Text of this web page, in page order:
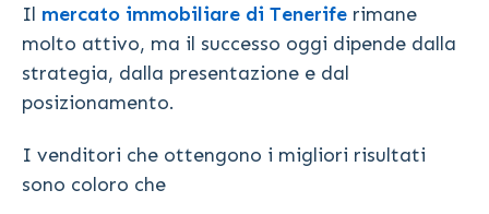
Il mercato immobiliare di Tenerife rimane
molto attivo, ma il successo oggi dipende dalla
strategia, dalla presentazione e dal
posizionamento.
I venditori che ottengono i migliori risultati
sono coloro che